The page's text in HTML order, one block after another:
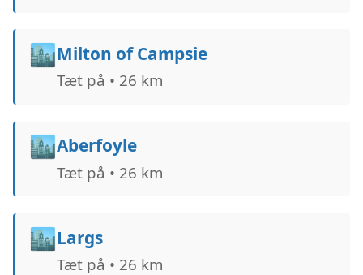
🏙️Milton of Campsie
Tæt på • 26 km
🏙️Aberfoyle
Tæt på • 26 km
🏙️Largs
Tæt på • 26 km